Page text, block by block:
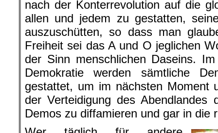
nach der Konterrevolution auf die
allen und jedem zu gestatten,
auszuschütten, so dass man
Freiheit sei das A und O jeglichen
der Sinn menschlichen Daseins.
Demokratie werden sämtliche
gestattet, um im nächsten Moment
der Verteidigung des Abendlandes
Demos zu diffamieren und gar in die